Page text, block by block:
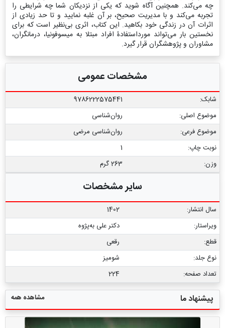
چه می‌کند. همچنین آگاه شوید که یکی از نزدیکان شما چه شرایطی را
تجربه می‌کند و با مدیریت صحیح، بر آن غلبه نمایید و تا حد زیادی از
اثرات آن در زندگی خود بکاهید. این کتاب، اثری بی‌نظیر است که برای
نخستین بار می‌تواند مورداستفادۀ افراد مبتلا به میسوفونیا، درمانگران،
مشاوران و پژوهشگران قرار گیرد.
مشخصات عمومی
شابک:
9786222575441
موضوع اصلی:
روان‌شناسی
موضوع فرعی:
روان‌شناسی مرضی
نوبت چاپ:
1
وزن:
263 گرم
سایر مشخصات
سال انتشار:
1402
ویراستار:
دکتر علی به‌پژوه
قطع:
رقعی
نوع جلد:
شومیز
تعداد صفحه:
224
پیشنهاد ما مشاهده همه